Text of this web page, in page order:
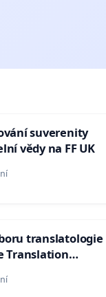
suverenity
vědy na FF UK
translatologie
Translation
of Arts,